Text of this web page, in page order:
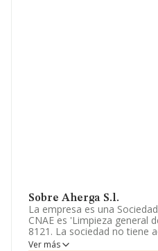
Sobre Aherga S.l.
La empresa es una
CNAE es 'Limpieza general
8121. La sociedad no tiene
exteriores.
Ver más